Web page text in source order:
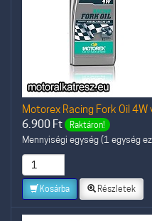
Motorex Racing Fork Oil 4W
6.900 Ft Raktáron!
Mennyiségi egység (1 egység
Kosárba Részletek